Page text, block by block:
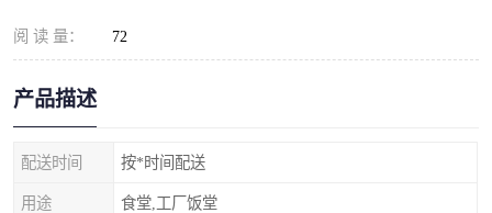
阅 读 量： 72
产品描述
配送时间 按*时间配送
用途 食堂,工厂饭堂